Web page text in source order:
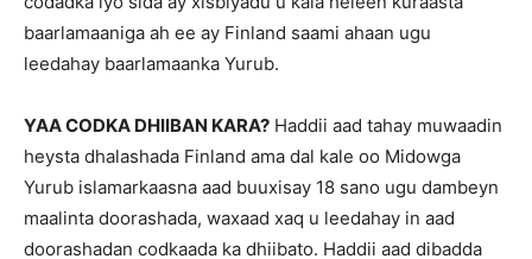
baarlamaaniga ah ee ay Finland saami ahaan ugu
leedahay baarlamaanka Yurub.
YAA CODKA DHIIBAN KARA? Haddii aad tahay muwaadin
heysta dhalashada Finland ama dal kale oo Midowga
Yurub islamarkaasna aad buuxisay 18 sano ugu dambeyn
maalinta doorashada, waxaad xaq u leedahay in aad
doorashadan codkaada ka dhiibato. Haddii aad dibadda